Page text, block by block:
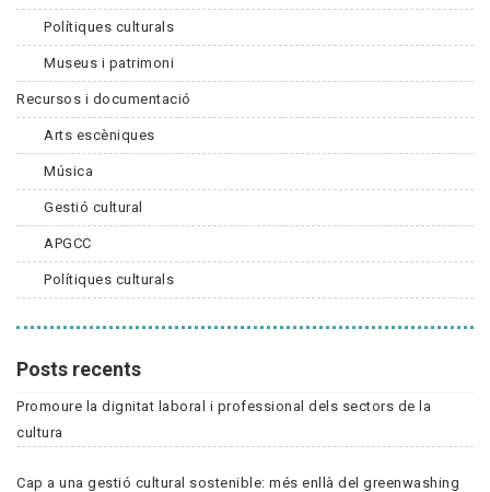
Polítiques culturals
Museus i patrimoni
Recursos i documentació
Arts escèniques
Música
Gestió cultural
APGCC
Polítiques culturals
Posts recents
Promoure la dignitat laboral i professional dels sectors de la
cultura
Cap a una gestió cultural sostenible: més enllà del greenwashing